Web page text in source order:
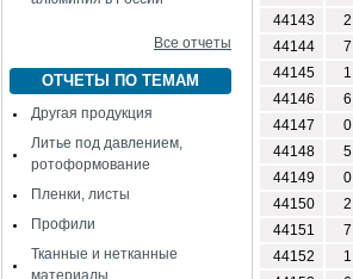
Все отчеты
ОТЧЕТЫ ПО ТЕМАМ
Другая продукция
Литье под давлением,
ротоформование
Пленки, листы
Профили
Тканные и нетканные
материалы
44143
2
44144
7
44145
1
44146
6
44147
0
44148
5
44149
0
44150
2
44151
7
44152
1